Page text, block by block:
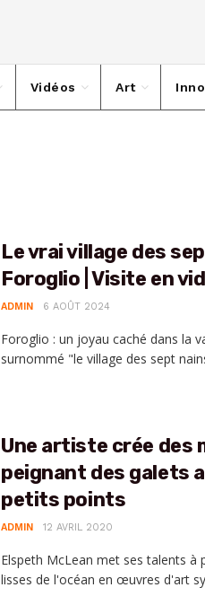
Vidéos Art
Le vrai village des
Foroglio | Visite en
ADMIN 6 AOÛT 2024
Foroglio : un joyau caché dans la
surnommé "le village des sept
Une artiste crée des
peignant des galets
petits points
ADMIN 12 AVRIL 2020
Elspeth McLean met ses talents
lisses de l'océan en œuvres d'art